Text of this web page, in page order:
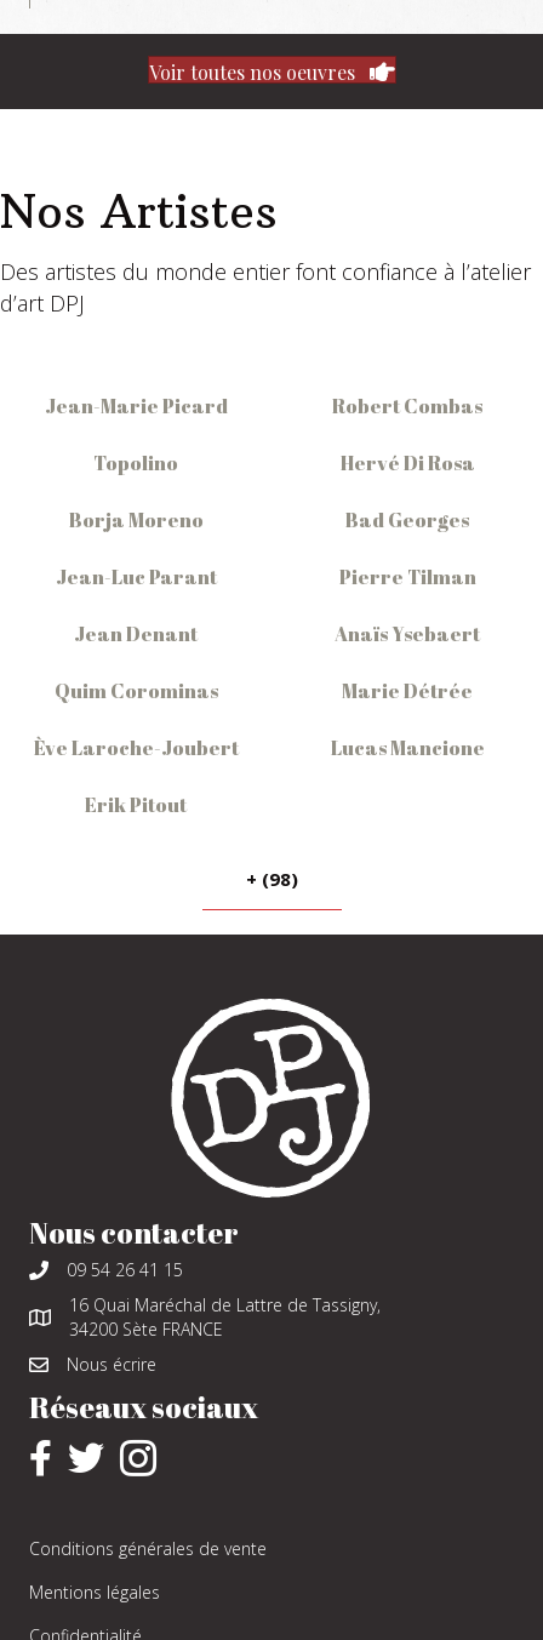
Voir toutes nos oeuvres
Nos Artistes
Des artistes du monde entier font confiance à l’atelier
d’art DPJ
Jean-Marie Picard Robert Combas
Topolino Hervé Di Rosa
Borja Moreno Bad Georges
Jean-Luc Parant Pierre Tilman
Jean Denant Anaïs Ysebaert
Quim Corominas Marie Détrée
Ève Laroche-Joubert Lucas Mancione
Erik Pitout
+ (98)
Nous contacter
09 54 26 41 15
16 Quai Maréchal de Lattre de Tassigny,
34200 Sète FRANCE
Nous écrire
Réseaux sociaux
Conditions générales de vente
Mentions légales